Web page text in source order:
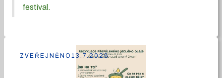
festival.
ZVEŘEJNĚNO 13.7.2026